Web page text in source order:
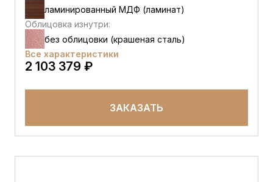
ламинированный МДФ (ламинат)
Облицовка изнутри:
без облицовки (крашеная сталь)
Все характеристики
2 103 379 ₽
ЗАКАЗАТЬ